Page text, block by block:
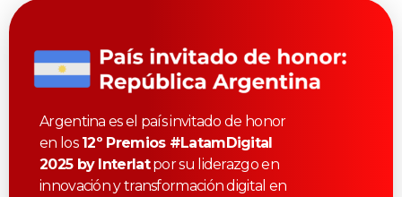
Argentina es el país invitado de honor
en los12º Premios #LatamDigital
2025 by Interlatpor su liderazgo en
innovación y transformación digital en